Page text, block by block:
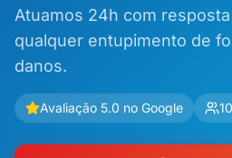
Atuamos 24h com
qualquer entupimento de
danos.
Avaliação 5.0 no Google